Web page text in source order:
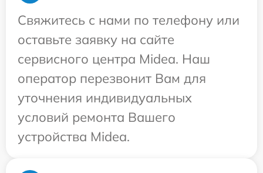
Свяжитесь с нами по телефону или
оставьте заявку на сайте
сервисного центра Midea. Наш
оператор перезвонит Вам для
уточнения индивидуальных
условий ремонта Вашего
устройства Midea.